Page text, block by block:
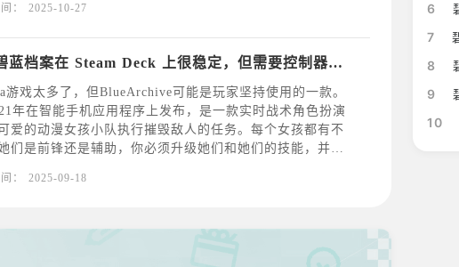
： 2025-10-27
Blue Archive碧蓝档案在 Steam Deck 上很稳定，但需要控制器支持
游戏太多了，但BlueArchive可能是玩家坚持使用的一款。
年在智能手机应用程序上发布，是一款实时战术角色扮演
爱的动漫女孩小队执行摧毁敌人的任务。每个女孩都有不
们是前锋还是辅助，你必须升级她们和她们的技能，并为
须利用技能来治疗、造成更多伤害并
： 2025-09-18
6
7
8
9
10